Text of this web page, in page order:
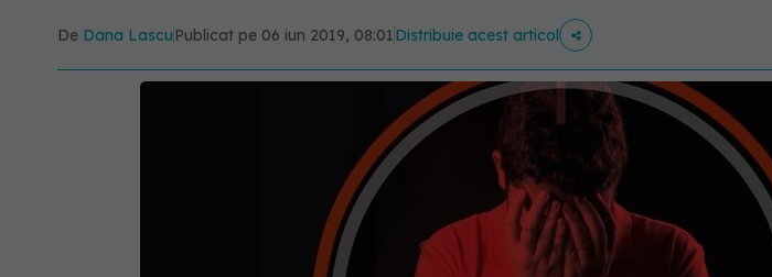
De Dana Lascu Publicat pe 06 iun 2019, 08:01Distribuie acest articol